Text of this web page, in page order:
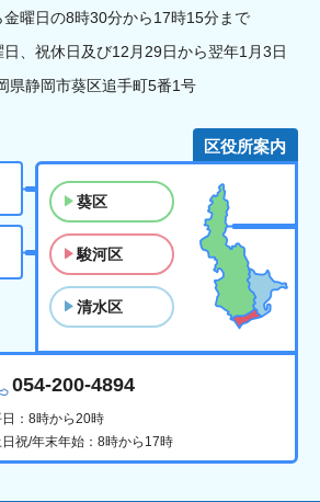
金曜日の8時30分から17時15分まで
、祝休日及び12月29日から翌年1月3日
静岡市葵区追手町5番1号
区役所案内
葵区
駿河区
清水区
054-200-4894
日：8時から20時
祝/年末年始：8時から17時